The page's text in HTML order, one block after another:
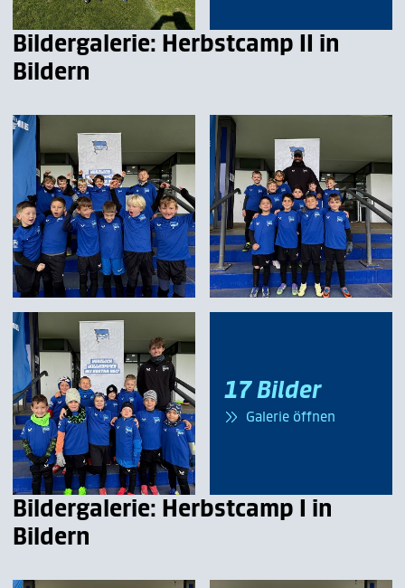
Bildergalerie: Herbstcamp II in
Bildern
17 Bilder
Galerie öffnen
Bildergalerie: Herbstcamp I in
Bildern